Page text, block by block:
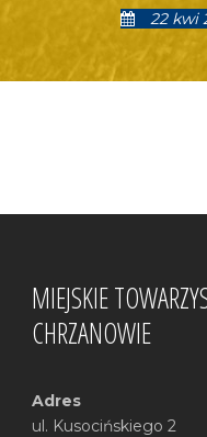
22 kwi
MIEJSKIE
CHRZANOWIE
Adres
ul. Kusocińskiego 2